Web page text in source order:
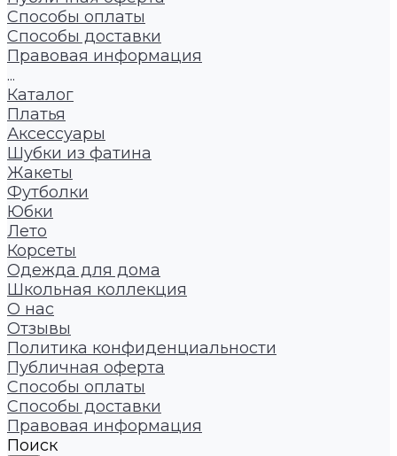
Способы оплаты
Способы доставки
Правовая информация
...
Каталог
Платья
Аксессуары
Шубки из фатина
Жакеты
Футболки
Юбки
Лето
Корсеты
Одежда для дома
Школьная коллекция
О нас
Отзывы
Политика конфиденциальности
Публичная оферта
Способы оплаты
Способы доставки
Правовая информация
Поиск